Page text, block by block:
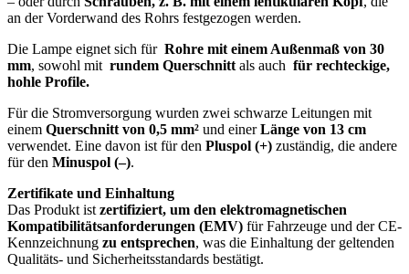
an der Vorderwand des Rohrs festgezogen werden.
Die Lampe eignet sich für Rohre mit einem Außenmaß von 30
mm, sowohl mit rundem Querschnitt als auch für rechteckige,
hohle Profile.
Für die Stromversorgung wurden zwei schwarze Leitungen mit
einem Querschnitt von 0,5 mm² und einerLänge von 13 cm
verwendet. Eine davon ist für den Pluspol (+) zuständig, die andere
für den Minuspol (–).
Zertifikate und Einhaltung
Das Produkt ist zertifiziert, um den elektromagnetischen
Kompatibilitätsanforderungen (EMV) für Fahrzeuge und der CE-
Kennzeichnung zu entsprechen, was die Einhaltung der geltenden
Qualitäts- und Sicherheitsstandards bestätigt.